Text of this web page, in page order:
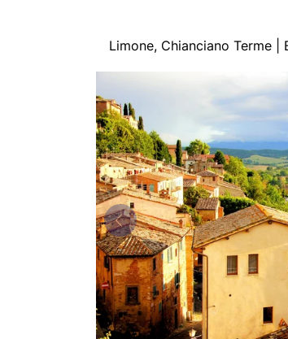
Limone, Chianciano Terme